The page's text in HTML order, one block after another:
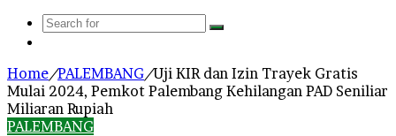
Search
Home/PALEMBANG/Uji KIR dan Izin Trayek Gratis
Mulai 2024, Pemkot Palembang Kehilangan PAD Seniliar
Miliaran Rupiah
PALEMBANG